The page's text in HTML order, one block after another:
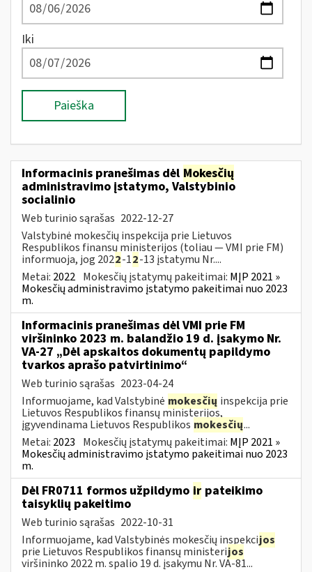
Iki
Paieška
Informacinis pranešimas dėl Mokesčių
administravimo įstatymo, Valstybinio
socialinio
Web turinio sąrašas 2022-12-27
Valstybinė mokesčių inspekcija prie Lietuvos
Respublikos finansų ministerijos (toliau — VMI prie FM)
informuoja, jog 2022-12-13 įstatymu Nr....
Metai: 2022 Mokesčių įstatymų pakeitimai: MĮP 2021 »
Mokesčių administravimo įstatymo pakeitimai nuo 2023
m.
Informacinis pranešimas dėl VMI prie FM
viršininko 2023 m. balandžio 19 d. įsakymo Nr.
VA-27 „Dėl apskaitos dokumentų papildymo
tvarkos aprašo patvirtinimo“
Web turinio sąrašas 2023-04-24
Informuojame, kad Valstybinė mokesčių inspekcija prie
Lietuvos Respublikos finansų ministerijos,
įgyvendinama Lietuvos Respublikos mokesčių...
Metai: 2023 Mokesčių įstatymų pakeitimai: MĮP 2021 »
Mokesčių administravimo įstatymo pakeitimai nuo 2023
m.
Dėl FR0711 formos užpildymo ir pateikimo
taisyklių pakeitimo
Web turinio sąrašas 2022-10-31
Informuojame, kad Valstybinės mokesčių inspekcijos
prie Lietuvos Respublikos finansų ministerijos
viršininko 2022 m. spalio 19 d. įsakymu Nr. VA-81...